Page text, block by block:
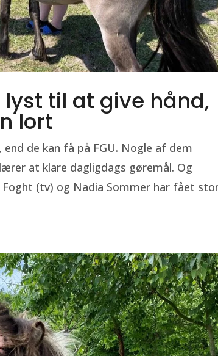
til at give hånd,
lort
de kan få på FGU. Nogle af dem
at klare dagligdags gøremål. Og
Foght (tv) og Nadia Sommer har fået